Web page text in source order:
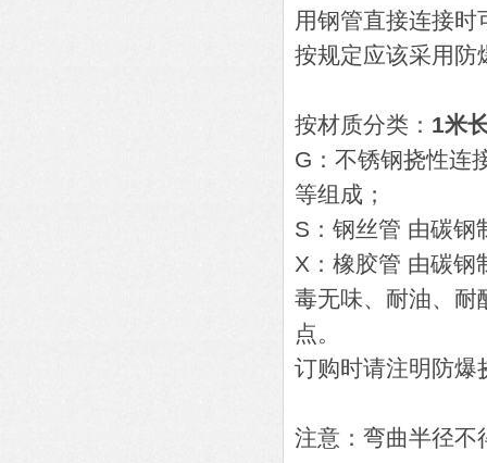
用钢管直接连接
按规定应该采用防
按材质分类： 1米
G：不锈钢挠性连
等组成；
S：钢丝管 由碳钢
X：橡胶管 由碳钢
毒无味、耐油、耐
点。
订购时请注明防爆
注意：弯曲半径不